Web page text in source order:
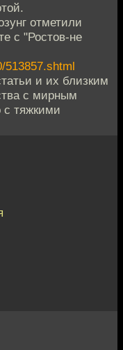
отметили
с "Ростов-не
513857.shtml
и их близким
с мирным
с тяжкими